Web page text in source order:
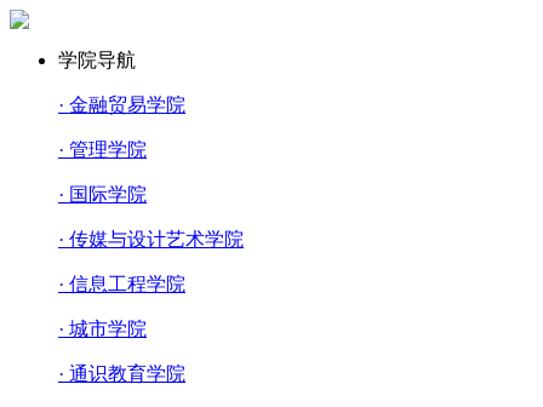
学院导航
· 金融贸易学院
· 管理学院
· 国际学院
· 传媒与设计艺术学院
· 信息工程学院
· 城市学院
· 通识教育学院